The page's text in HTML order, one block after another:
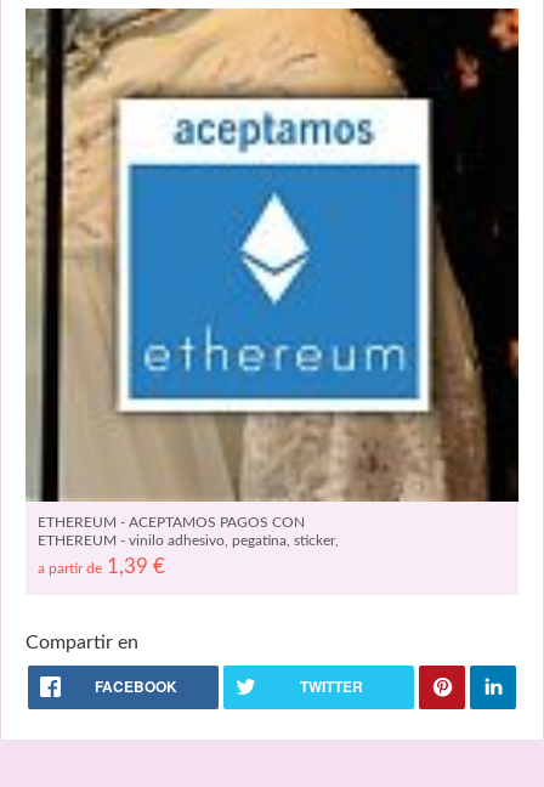
ETHEREUM - ACEPTAMOS PAGOS CON
ETHEREUM - vinilo adhesivo, pegatina, sticker,
adhesivo, cartel, etiqueta 07903
a partir de 1,39 €
Compartir en
FACEBOOK TWITTER